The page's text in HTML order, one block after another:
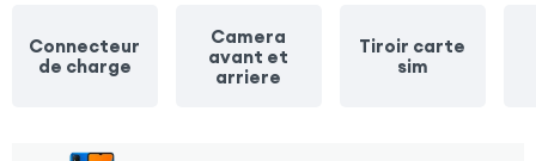
Connecteur
de charge
Camera
avant et
arriere
Tiroir carte
sim